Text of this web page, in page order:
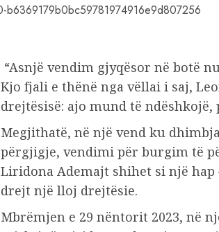
“Asnjë vendim gjyqësor në botë
Kjo fjali e thënë nga vëllai i saj,
drejtësisë: ajo mund të
Megjithatë, në një vend ku
përgjigje, vendimi për burgim të
Liridona Ademajt shihet si një hap
drejt një lloj drejtësie.
Mbrëmjen e 29 nëntorit 2023, në